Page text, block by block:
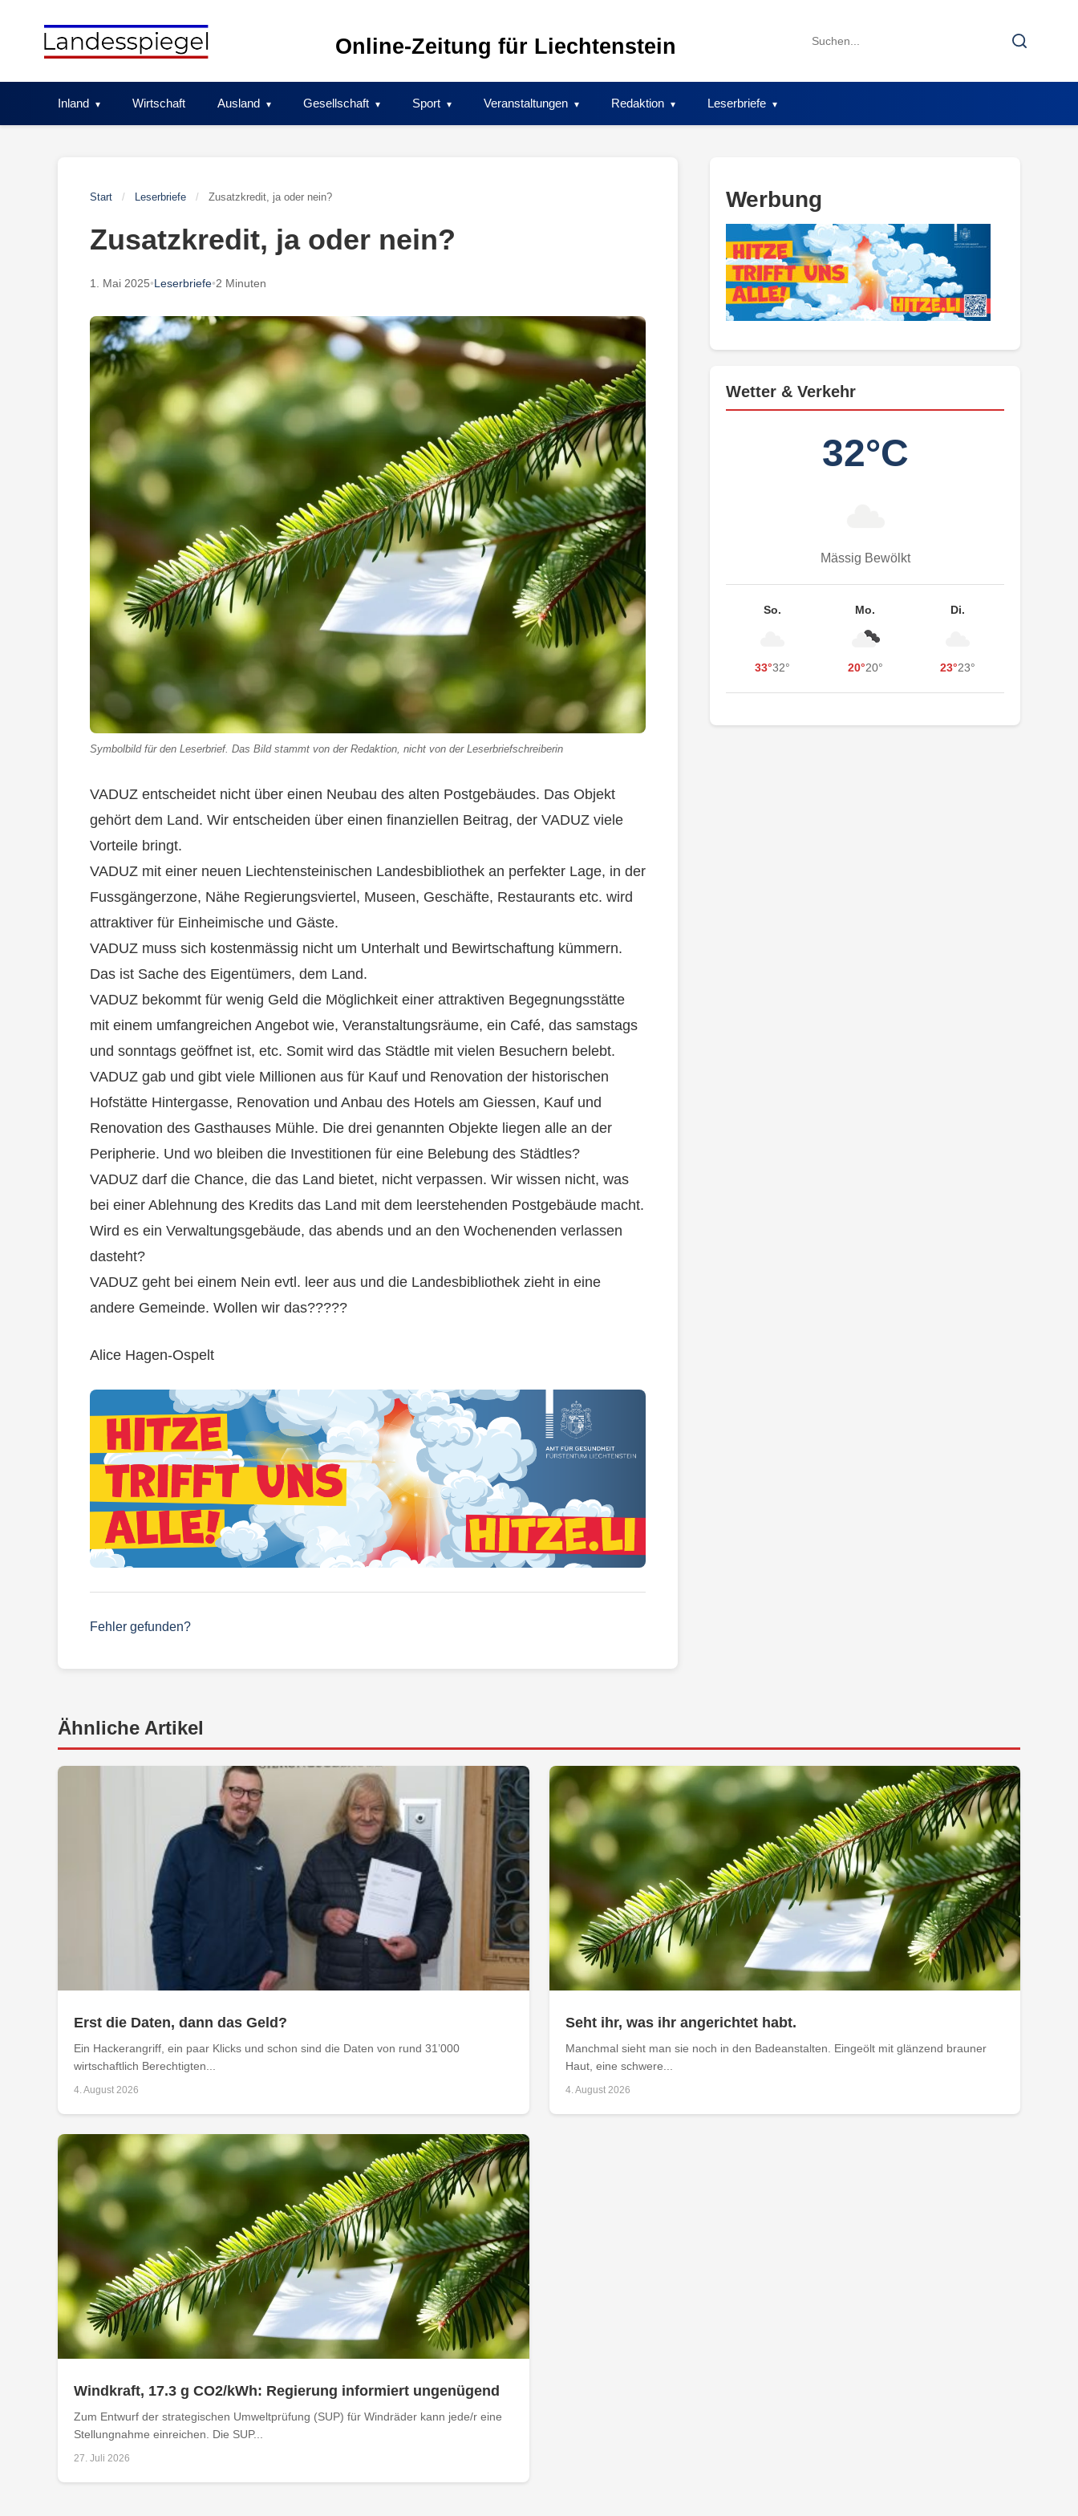
Online-Zeitung für Liechtenstein
Search
Search
Inland Wirtschaft Ausland Gesellschaft Sport Veranstaltungen Redaktion Leserbriefe
Start / Leserbriefe / Zusatzkredit, ja oder nein?
Zusatzkredit, ja oder nein?
1. Mai 2025•Leserbriefe•2 Minuten
Symbolbild für den Leserbrief. Das Bild stammt von der Redaktion, nicht von der Leserbriefschreiberin
VADUZ entscheidet nicht über einen Neubau des alten Postgebäudes. Das Objekt
gehört dem Land. Wir entscheiden über einen finanziellen Beitrag, der VADUZ viele
Vorteile bringt.
VADUZ mit einer neuen Liechtensteinischen Landesbibliothek an perfekter Lage, in der
Fussgängerzone, Nähe Regierungsviertel, Museen, Geschäfte, Restaurants etc. wird
attraktiver für Einheimische und Gäste.
VADUZ muss sich kostenmässig nicht um Unterhalt und Bewirtschaftung kümmern.
Das ist Sache des Eigentümers, dem Land.
VADUZ bekommt für wenig Geld die Möglichkeit einer attraktiven Begegnungsstätte
mit einem umfangreichen Angebot wie, Veranstaltungsräume, ein Café, das samstags
und sonntags geöffnet ist, etc. Somit wird das Städtle mit vielen Besuchern belebt.
VADUZ gab und gibt viele Millionen aus für Kauf und Renovation der historischen
Hofstätte Hintergasse, Renovation und Anbau des Hotels am Giessen, Kauf und
Renovation des Gasthauses Mühle. Die drei genannten Objekte liegen alle an der
Peripherie. Und wo bleiben die Investitionen für eine Belebung des Städtles?
VADUZ darf die Chance, die das Land bietet, nicht verpassen. Wir wissen nicht, was
bei einer Ablehnung des Kredits das Land mit dem leerstehenden Postgebäude macht.
Wird es ein Verwaltungsgebäude, das abends und an den Wochenenden verlassen
dasteht?
VADUZ geht bei einem Nein evtl. leer aus und die Landesbibliothek zieht in eine
andere Gemeinde. Wollen wir das?????
Alice Hagen-Ospelt
Fehler gefunden?
Werbung
Wetter & Verkehr
32°C
Mässig Bewölkt
So.
33°32°
Mo.
20°20°
Di.
23°23°
Ähnliche Artikel
Erst die Daten, dann das Geld?
Ein Hackerangriff, ein paar Klicks und schon sind die Daten von rund 31’000
wirtschaftlich Berechtigten...
4. August 2026
Seht ihr, was ihr angerichtet habt.
Manchmal sieht man sie noch in den Badeanstalten. Eingeölt mit glänzend brauner
Haut, eine schwere...
4. August 2026
Windkraft, 17.3 g CO2/kWh: Regierung informiert ungenügend
Zum Entwurf der strategischen Umweltprüfung (SUP) für Windräder kann jede/r eine
Stellungnahme einreichen. Die SUP...
27. Juli 2026